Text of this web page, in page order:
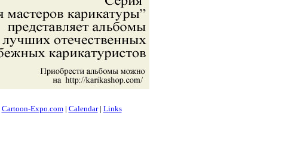
Cartoon-Expo.com| Calendar| Links